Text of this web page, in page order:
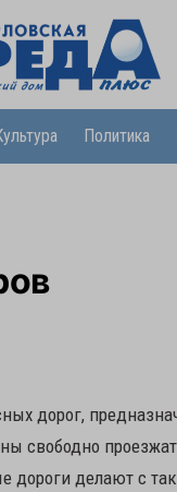
Политика
дорог,
свободно
дороги делают с